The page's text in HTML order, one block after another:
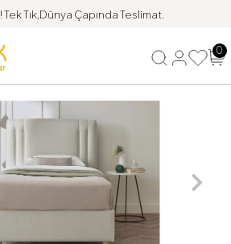
Tek Tık,Dünya Çapında Teslimat.
0